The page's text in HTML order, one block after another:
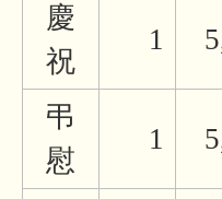
慶
祝
1
弔
慰
1